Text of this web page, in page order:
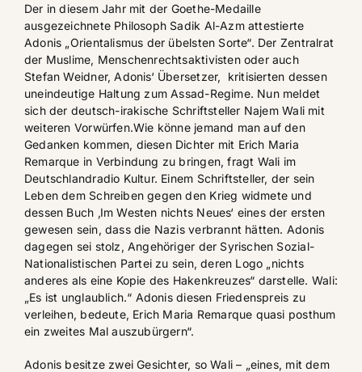
Der in diesem Jahr mit der Goethe-Medaille
ausgezeichnete Philosoph Sadik Al-Azm attestierte
Adonis „Orientalismus der übelsten Sorte“. Der Zentralrat
der Muslime, Menschenrechtsaktivisten oder auch
Stefan Weidner, Adonis‘ Übersetzer, kritisierten dessen
uneindeutige Haltung zum Assad-Regime. Nun meldet
sich der deutsch-irakische Schriftsteller Najem Wali mit
weiteren Vorwürfen.Wie könne jemand man auf den
Gedanken kommen, diesen Dichter mit Erich Maria
Remarque in Verbindung zu bringen, fragt Wali im
Deutschlandradio Kultur. Einem Schriftsteller, der sein
Leben dem Schreiben gegen den Krieg widmete und
dessen Buch ‚Im Westen nichts Neues‘ eines der ersten
gewesen sein, dass die Nazis verbrannt hätten. Adonis
dagegen sei stolz, Angehöriger der Syrischen Sozial-
Nationalistischen Partei zu sein, deren Logo „nichts
anderes als eine Kopie des Hakenkreuzes“ darstelle. Wali:
„Es ist unglaublich.“ Adonis diesen Friedenspreis zu
verleihen, bedeute, Erich Maria Remarque quasi posthum
ein zweites Mal auszubürgern“.
Adonis besitze zwei Gesichter, so Wali – „eines, mit dem